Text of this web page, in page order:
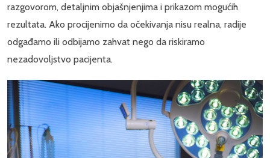
razgovorom, detaljnim objašnjenjima i prikazom mogućih
rezultata. Ako procijenimo da očekivanja nisu realna, radije
odgađamo ili odbijamo zahvat nego da riskiramo
nezadovoljstvo pacijenta.